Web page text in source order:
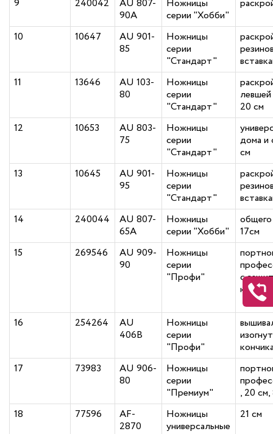
9
240042
AU 807-
90A
Ножницы
серии "Хобби"
10 10647
AU 901-
85
Ножницы
серии
"Стандарт"
11
13646
AU 103-
80
Ножницы
серии
"Стандарт"
20 см
12
10653
AU 803-
75
Ножницы
серии
"Стандарт"
дома и
см
13
10645
AU 901-
95
Ножницы
серии
"Стандарт"
14
240044
AU 807-
65A
Ножницы
серии "Хобби"
общего
17см
15
269546
AU 909-
90
Ножницы
серии
"Профи"
с
16 254264
AU
406В
Ножницы
серии
"Профи"
17
73983
AU 906-
80
Ножницы
серии
"Премиум"
, 20
18
77596
AF-
2870
Ножницы
универсальные
21 см